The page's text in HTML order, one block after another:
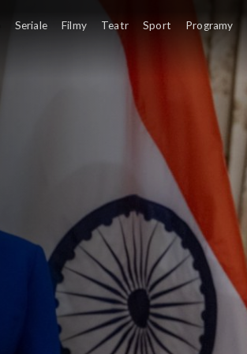
Seriale Filmy Teatr Sport Programy